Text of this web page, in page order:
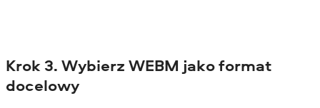
Krok 3. Wybierz WEBM jako format
docelowy